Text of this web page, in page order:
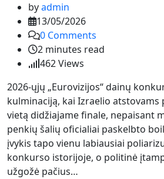
byadmin
13/05/2026
0 Comments
2 minutes read
462Views
2026-ųjų „Eurovizijos“ dainų
kulminaciją, kai Izraelio
vietą didžiajame finale, nepaisant
penkių šalių oficialiai paskelbto
įvykis tapo vienu labiausiai
konkurso istorijoje, o politinė
užgožė pačius…